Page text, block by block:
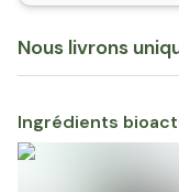
Nous livrons
Ingrédients